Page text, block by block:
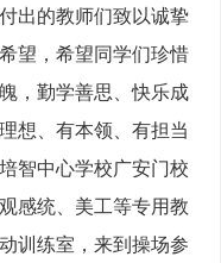
出的教师们致以诚挚
望，希望同学们珍惜
，勤学善思、快乐成
想、有本领、有担当
智中心学校广安门校
感统、美工等专用教
训练室，来到操场参